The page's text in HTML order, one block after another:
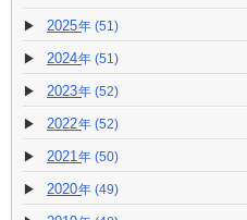
2025 (51)
2024 (51)
2023 (52)
2022 (52)
2021 (50)
2020 (49)